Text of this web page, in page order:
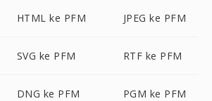
HTML ke PFM JPEG ke PFM
SVG ke PFM RTF ke PFM
DNG ke PFM PGM ke PFM